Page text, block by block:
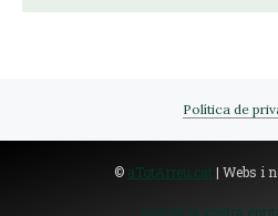
Política de
© aTotArreu.cat | Webs i
Sumeu la vostra